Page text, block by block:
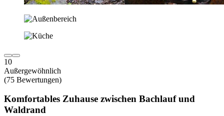
10
Außergewöhnlich
(75 Bewertungen)
Komfortables Zuhause zwischen Bachlauf und
Waldrand